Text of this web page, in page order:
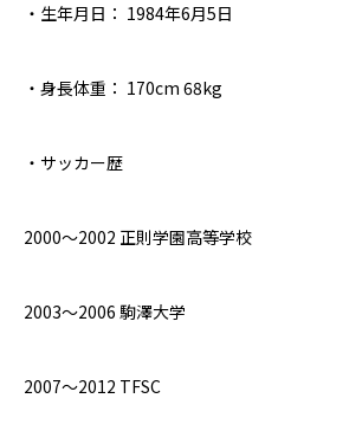
・生年月日： 1984年6月5日
・身長体重： 170cm 68kg
・サッカー歴
2000〜2002 正則学園高等学校
2003〜2006 駒澤大学
2007〜2012 TFSC